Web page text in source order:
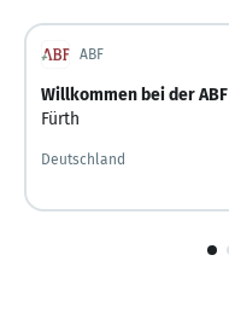
ABF
Willkommen bei der ABF
Fürth
Deutschland